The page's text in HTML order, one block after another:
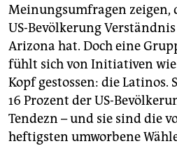
Meinungsumfragen zeigen,
US-Bevölkerung
Arizona hat. Doch eine
fühlt sich von Initiativen wie
Kopf gestossen: die Latinos.
16 Prozent der US-
Tendezn – und sie sind die
heftigsten umworbene